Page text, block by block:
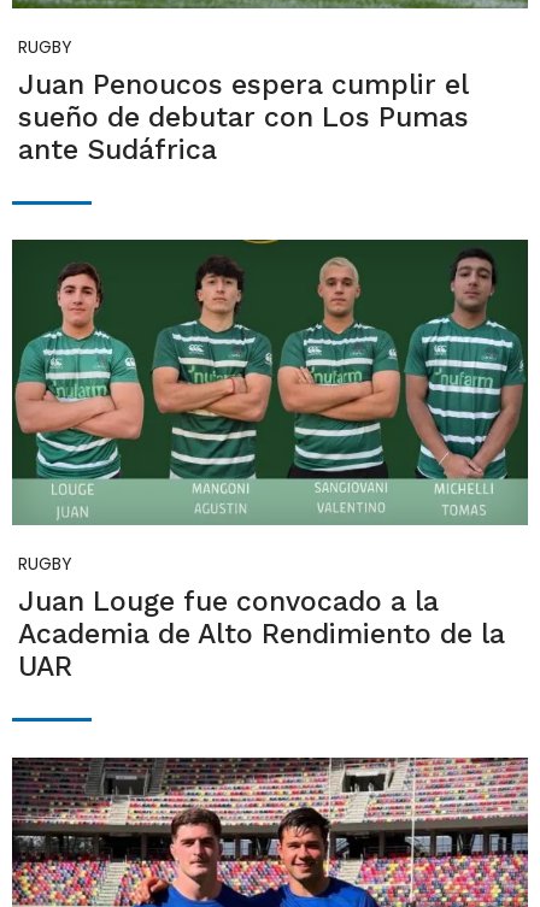
RUGBY
Juan Penoucos espera cumplir el
sueño de debutar con Los Pumas
ante Sudáfrica
RUGBY
Juan Louge fue convocado a la
Academia de Alto Rendimiento de la
UAR